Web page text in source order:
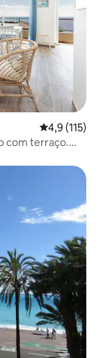
4,9 de uma
4,9 (115)
com terraço.